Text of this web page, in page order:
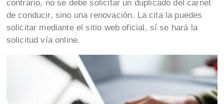
contrario, no se debe solicitar un duplicado del carnet
de conducir, sino una renovación. La cita la puedes
solicitar mediante el sitio web oficial, sí se hará la
solicitud vía online.